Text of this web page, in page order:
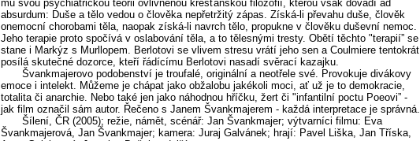
mu svou psychiatrickou teorii ovlivněnou křesťanskou filozofií, kterou však dovádí ad
absurdum: Duše a tělo vedou o člověka nepřetržitý zápas. Získá-li převahu duše, člověk
onemocní chorobami těla, naopak získá-li navrch tělo, propukne v člověku duševní nemoc.
Jeho terapie proto spočívá v oslabování těla, a to tělesnými tresty. Obětí těchto "terapií” se
stane i Markýz s Murllopem. Berlotovi se vlivem stresu vrátí jeho sen a Coulmiere tentokrát
posílá skutečné dozorce, kteří řádícímu Berlotovi nasadí svěrací kazajku.
Švankmajerovo podobenství je troufalé, originální a neotřele své. Provokuje divákovy
emoce i intelekt. Můžeme je chápat jako obžalobu jakékoli moci, ať už je to demokracie,
totalita či anarchie. Nebo také jen jako náhodnou hříčku, žert či "infantilní poctu Poeovi” -
jak film označil sám autor. Řečeno s Janem Švankmajerem - každá interpretace je správná.
Šílení, ČR (2005); režie, námět, scénář: Jan Švankmajer; výtvarníci filmu: Eva
Švankmajerová, Jan Švankmajer; kamera: Juraj Galvánek; hrají: Pavel Liška, Jan Tříska,